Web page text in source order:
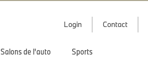
Login Contact
Salons de l'auto Sports